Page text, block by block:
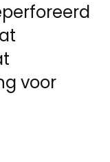
voor